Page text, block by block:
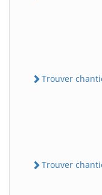
Trouver
Trouver